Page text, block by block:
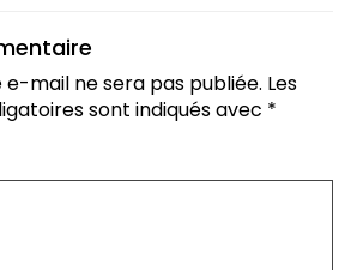
mail ne sera pas publiée. Les
sont indiqués avec *